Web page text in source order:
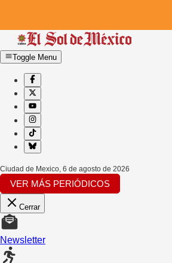
Toggle Menu
Ciudad de Mexico, 6 de agosto de 2026
VER MÁS PERIÓDICOS
Cerrar
Newsletter